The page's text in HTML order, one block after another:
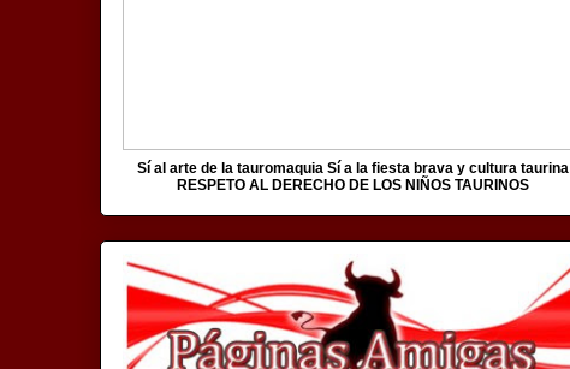
Sí al arte de la tauromaquia Sí a la fiesta brava y cultura taurina
RESPETO AL DERECHO DE LOS NIÑOS TAURINOS